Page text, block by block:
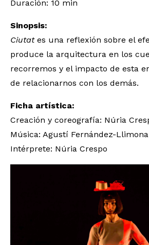
Duración: 10 min
Sinopsis:
Ciutat es una reflexión sobre el
produce la arquitectura en los
recorremos y el impacto de esta
de relacionarnos con los demás.
Ficha artística:
Creación y coreografía: Núria
Música: Agustí Fernández-Llimona
Intérprete: Núria Crespo